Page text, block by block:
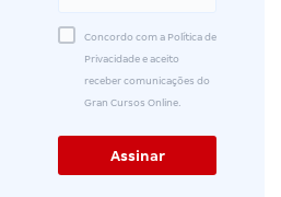
Concordo com a Política de
Privacidade e aceito
receber comunicações do
Gran Cursos Online.